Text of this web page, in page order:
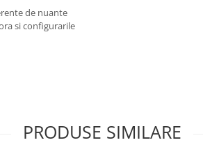
de nuante
si configurarile
PRODUSE SIMILARE